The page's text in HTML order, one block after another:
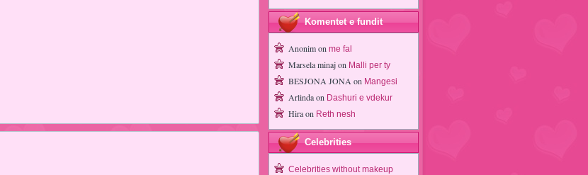
Komentet e fundit
Anonimon me fal
Marsela minajon Malli per ty
BESJONA JONA on Mangesi
Arlindaon Dashuri e vdekur
Hiraon Reth nesh
Celebrities
Celebrities without makeup